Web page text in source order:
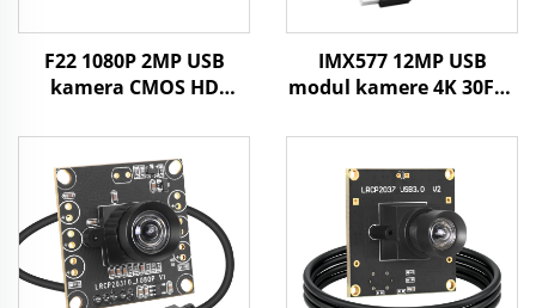
F22 1080P 2MP USB
kamera CMOS HD
minijaturni modul
kamere za robota,
strojno viđenje u
industriji
IMX577 12MP USB
modul kamere 4K 30FPS
vođenja 1080P 120FPS
kamera s Android,
Windows, PC